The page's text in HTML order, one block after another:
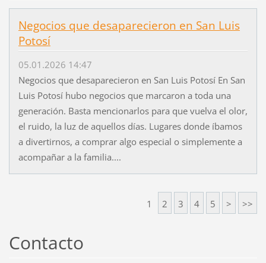
Negocios que desaparecieron en San Luis
Potosí
05.01.2026 14:47
Negocios que desaparecieron en San Luis Potosí En San
Luis Potosí hubo negocios que marcaron a toda una
generación. Basta mencionarlos para que vuelva el olor,
el ruido, la luz de aquellos días. Lugares donde íbamos
a divertirnos, a comprar algo especial o simplemente a
acompañar a la familia....
1 2 3 4 5 > >>
Contacto